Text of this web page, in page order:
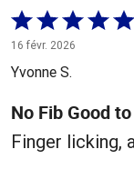
Coté
5 sur
5
16 févr. 2026
Yvonne S.
No Fib Good
Finger licking,